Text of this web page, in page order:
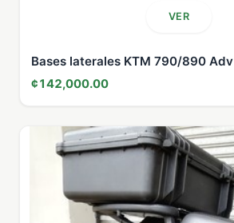
VER
Bases laterales KTM 790/890 Adv
¢142,000.00